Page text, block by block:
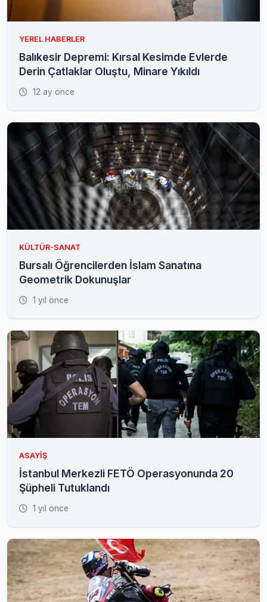
YEREL HABERLER
Balıkesir Depremi: Kırsal Kesimde Evlerde
Derin Çatlaklar Oluştu, Minare Yıkıldı
12 ay önce
KÜLTÜR-SANAT
Bursalı Öğrencilerden İslam Sanatına
Geometrik Dokunuşlar
1 yıl önce
ASAYIŞ
İstanbul Merkezli FETÖ Operasyonunda 20
Şüpheli Tutuklandı
1 yıl önce